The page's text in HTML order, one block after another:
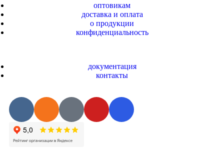
оптовикам
доставка и оплата
о продукции
конфиденциальность
документация
контакты